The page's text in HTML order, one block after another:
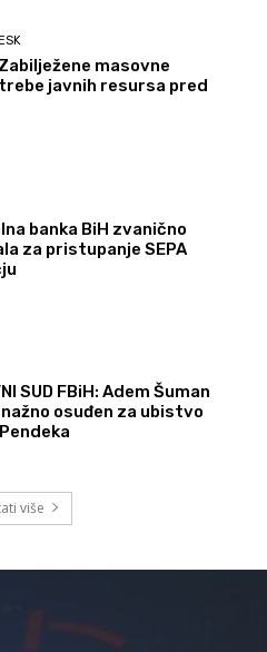
masovne
javnih resursa pred
banka BiH zvanično
za pristupanje SEPA
SUD FBiH: Adem Šuman
osuđen za ubistvo
više